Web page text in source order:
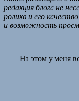
редакция блога не
ролика и его
и возможность
На этом у меня